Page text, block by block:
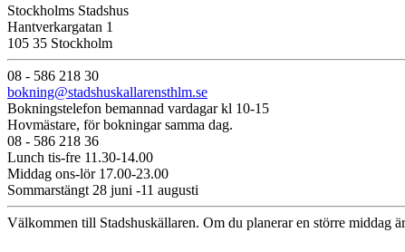
Stockholms Stadshus
Hantverkargatan 1
105 35 Stockholm
08 - 586 218 30
bokning@stadshuskallarensthlm.se
Bokningstelefon bemannad vardagar kl 10-15
Hovmästare, för bokningar samma dag.
08 - 586 218 36
Lunch tis-fre 11.30-14.00
Middag ons-lör 17.00-23.00
Sommarstängt 28 juni -11 augusti
Välkommen till Stadshuskällaren. Om du planerar en större middag